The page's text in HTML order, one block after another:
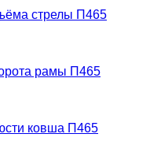
стрелы П465
рамы П465
ковша П465